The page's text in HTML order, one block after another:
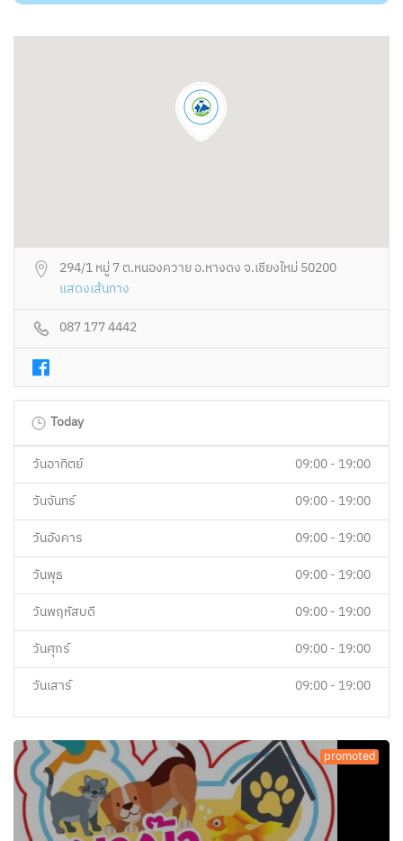
294/1 หมู่ 7 ต.หนองควาย อ.หางดง จ.เชียงใหม่ 50200
แสดงเส้นทาง
087 177 4442
Today
วันอาทิตย์
09:00 - 19:00
วันจันทร์
09:00 - 19:00
วันอังคาร
09:00 - 19:00
วันพุธ
09:00 - 19:00
วันพฤหัสบดี
09:00 - 19:00
วันศุกร์
09:00 - 19:00
วันเสาร์
09:00 - 19:00
promoted